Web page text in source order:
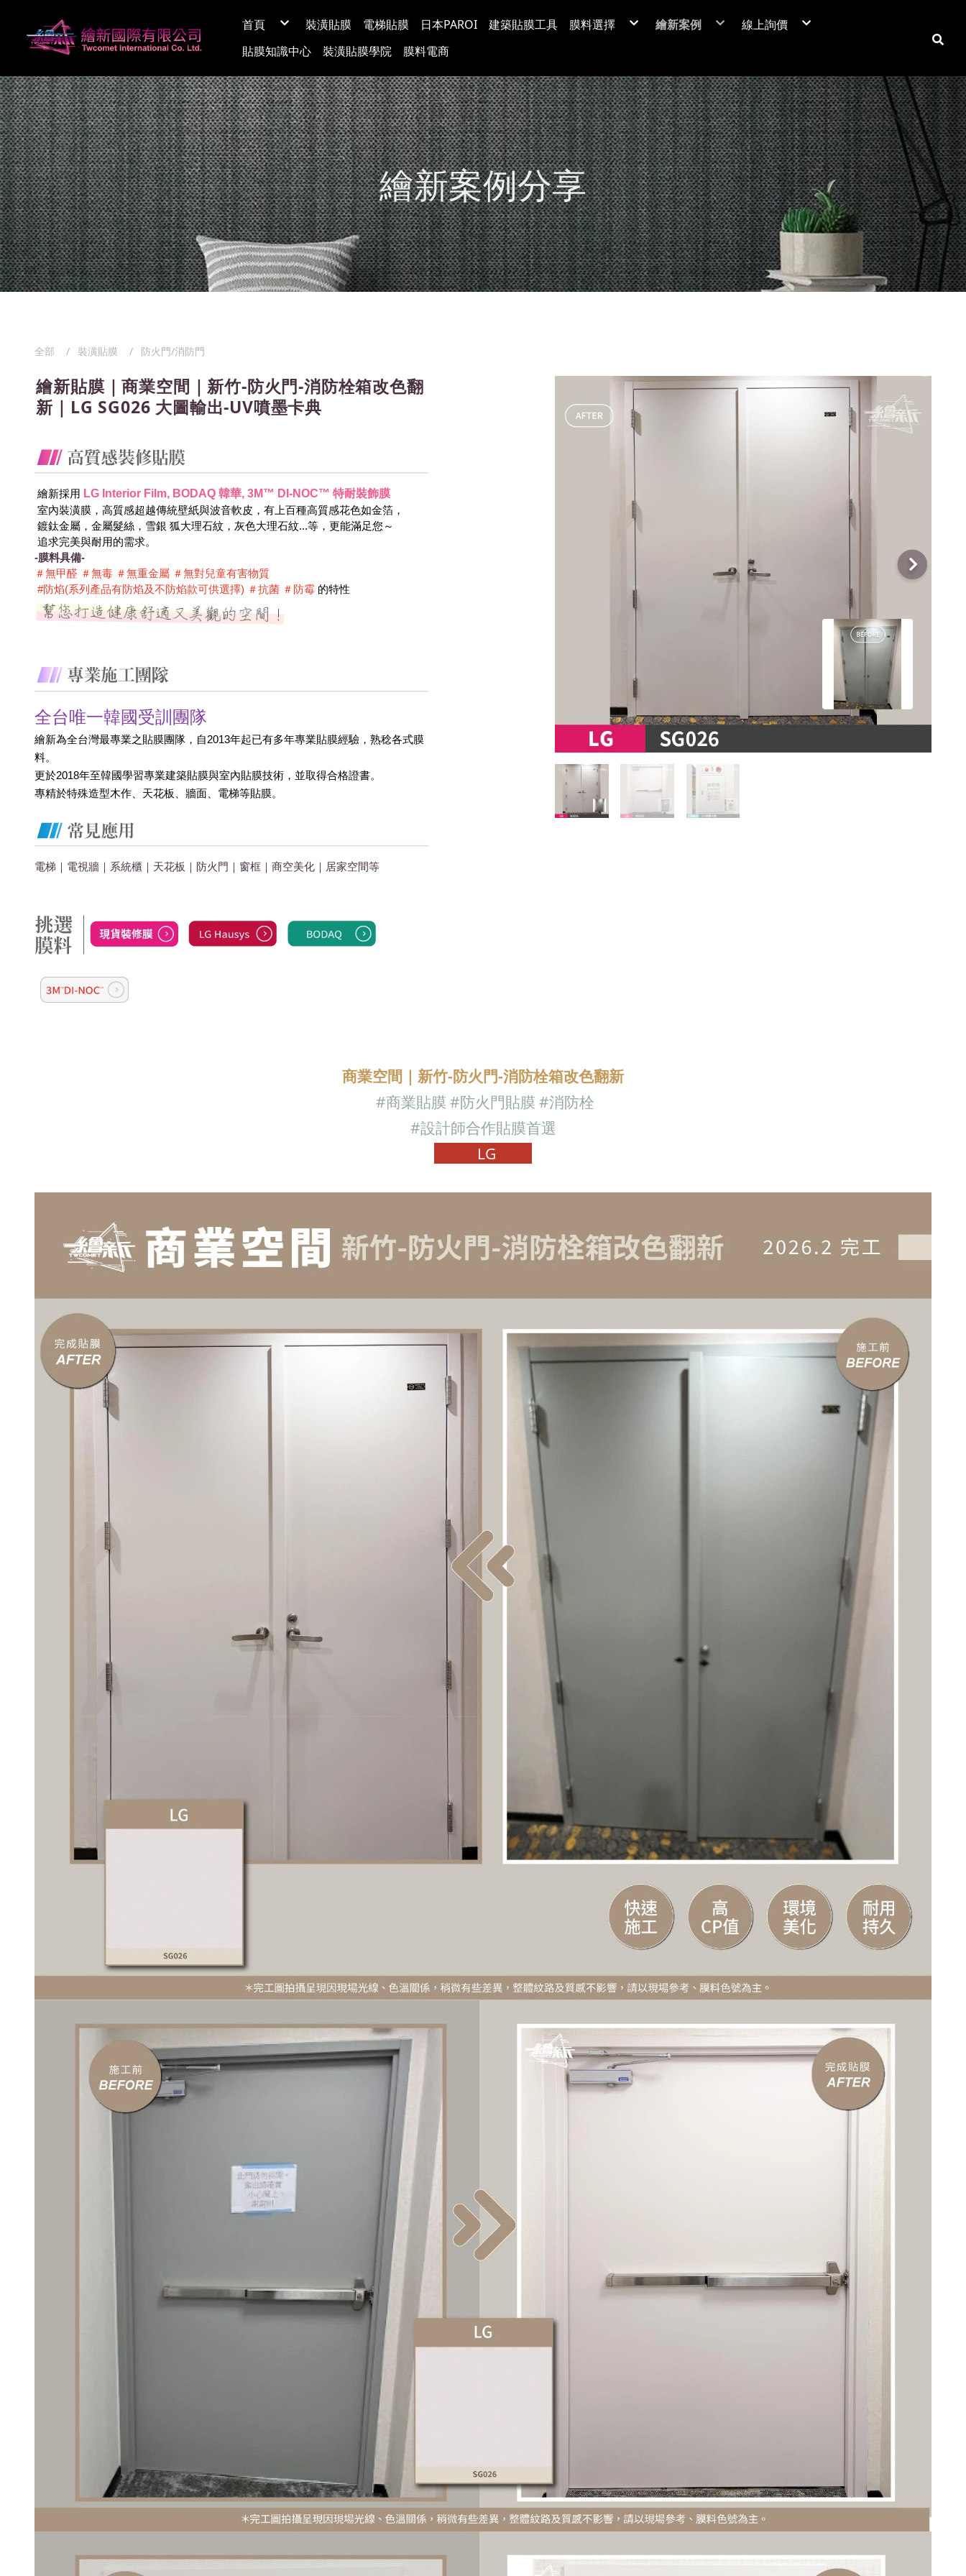
首頁
媒體採訪
展間資訊
裝潢貼膜 電梯貼膜 日本PAROI 建築貼膜工具 膜料選擇
超疏水玻璃防爆膜
玻璃裝飾膜
防爆隔熱紙
塗料牆布
繪新案例
居家空間
電視牆 / 牆面
系統櫃 / 櫥櫃
玻璃裝飾貼膜
防爆膜/隔熱紙
門片、門框
大門
子母門
房門
防火門/消防門
消防栓
防火門
保護貼膜
天花板
工務機台
透明保護膜
鶯歌陶瓷博物館
土地公文化館
商業空間
活動展覽
大圖輸出
品牌廣告車
改色包膜
自體修復犀牛皮
重機
SUZUKI
HONDA
YAMAHA
KYMCO
機車
BWS
FORCE
線上詢價
貼膜知識中心 裝潢貼膜學院 膜料電商
繪新案例分享
繪新貼膜｜商業空間｜新竹-防火門-消防栓箱改色翻
新｜LG SG026 大圖輸出-UV噴墨卡典
繪新採用 LG Interior Film, BODAQ 韓華, 3M™ DI-NOC™ 特耐裝飾膜
室內裝潢膜，高質感超越傳統壁紙與波音軟皮，有上百種高質感花色如金箔，
鍍鈦金屬，金屬髮絲，雪銀 狐大理石紋，灰色大理石紋...等，更能滿足您～
追求完美與耐用的需求。
-膜料具備-
＃無甲醛 ＃無毒 ＃無重金屬 ＃無對兒童有害物質
#防焰(系列產品有防焰及不防焰款可供選擇) ＃抗菌 ＃防霉 的特性
全台唯一韓國受訓團隊
繪新為全台灣最專業之貼膜團隊，自2013年起已有多年專業貼膜經驗，熟稔各式膜
料。
更於2018年至韓國學習專業建築貼膜與室內貼膜技術，並取得合格證書。
專精於特殊造型木作、天花板、牆面、電梯等貼膜。
電梯｜電視牆｜系統櫃｜天花板｜防火門｜窗框｜商空美化 ｜居家空間等
商業空間｜新竹-防火門-消防栓箱改色翻新
#商業貼膜 #防火門貼膜 #消防栓
#設計師合作貼膜首選
LG
全部 裝潢貼膜 防火門/消防門